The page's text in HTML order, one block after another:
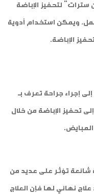
لتحفيز الإباضة
ويمكن استخدام أدوية
الإباضة.
إجراء جراحة تعرف بـ
تحفيز الإباضة من خلال
تؤثر على عديد من
نهائي لها فإن العلاج